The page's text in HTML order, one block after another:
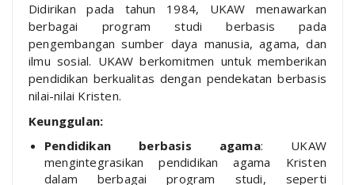
Didirikan pada tahun 1984, UKAW menawarkan
berbagai program studi berbasis pada
pengembangan sumber daya manusia, agama, dan
ilmu sosial. UKAW berkomitmen untuk memberikan
pendidikan berkualitas dengan pendekatan berbasis
nilai-nilai Kristen.
Keunggulan:
Pendidikan berbasis agama: UKAW
mengintegrasikan pendidikan agama Kristen
dalam berbagai program studi, seperti